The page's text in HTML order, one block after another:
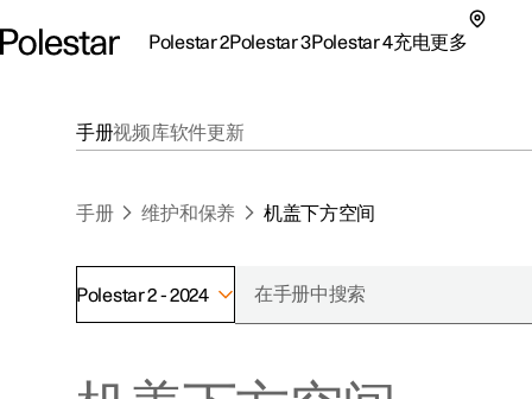
Polestar 2Polestar 3Polestar 4充电更多
手册视频库软件更新
手册 维护和保养 机盖下方空间
Polestar 2 - 2024